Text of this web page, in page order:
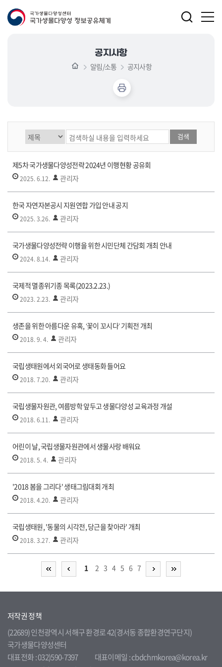
공지사항
알림/소통 공지사항
제5차 국가생물다양성전략 2024년 이행현황 공유회
2025. 6.12. 관리자
한국 자연자본공시 지원연합 가입 안내 공지
2025. 3.26. 관리자
국가생물다양성전략 이행을 위한 시민단체 간담회 개최 안내
2024. 8.14. 관리자
국제적 멸종위기종 목록(2023.2.23.)
2023. 2.23. 관리자
생존을 위한 아름다운 유혹, ‘꽃이 꼬시다’ 기획전 개최
2018. 9. 4. 관리자
국립생태원에서 외국어로 생태동화 들어요
2018. 7.20. 관리자
국립생물자원관, 여름방학 앞두고 생물다양성 교육과정 개설
2018. 6.11. 관리자
어린이 날, 국립생물자원관에서 생물사랑 배워요
2018. 5. 4. 관리자
'2018 봄을 그리다' 생태그림대회 개최
2018. 4.20. 관리자
국립생태원, '동물의 시각전, 당근을 찾아라' 개최
2018. 3.27. 관리자
1 2 3 4 5 6 7
저작권 정책
(22689) 인천광역시 서해구 환경로 42(경서동 종합환경연구단지)
국가생물다양성센터
대표전화 : 032)590-7397
대표이메일 : cbdchmkorea@korea.kr